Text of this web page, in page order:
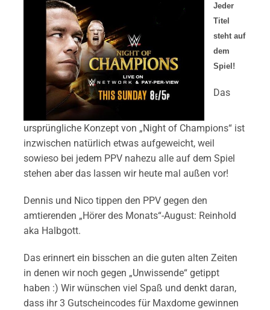
Jeder
Titel
steht auf
dem
Spiel!
Das
ursprüngliche Konzept von „Night of Champions“ ist
inzwischen natürlich etwas aufgeweicht, weil
sowieso bei jedem PPV nahezu alle auf dem Spiel
stehen aber das lassen wir heute mal außen vor!
Dennis und Nico tippen den PPV gegen den
amtierenden „Hörer des Monats“-August: Reinhold
aka Halbgott.
Das erinnert ein bisschen an die guten alten Zeiten
in denen wir noch gegen „Unwissende“ getippt
haben :) Wir wünschen viel Spaß und denkt daran,
dass ihr 3 Gutscheincodes für Maxdome gewinnen